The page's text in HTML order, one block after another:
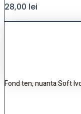
28,00 lei
Fond ten, nuanta Soft